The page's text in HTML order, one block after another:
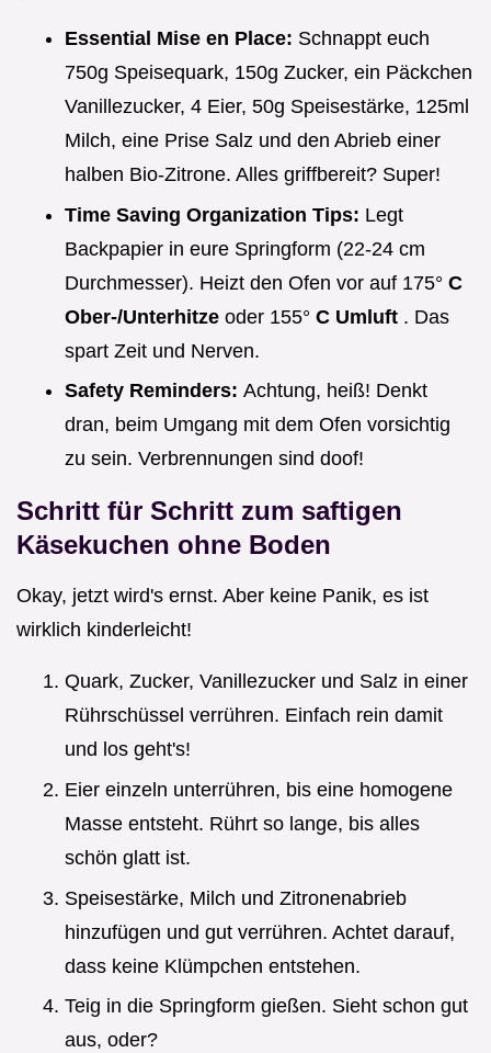
Essential Mise en Place: Schnappt euch
750g Speisequark, 150g Zucker, ein Päckchen
Vanillezucker, 4 Eier, 50g Speisestärke, 125ml
Milch, eine Prise Salz und den Abrieb einer
halben Bio-Zitrone. Alles griffbereit? Super!
Time Saving Organization Tips: Legt
Backpapier in eure Springform (22-24 cm
Durchmesser). Heizt den Ofen vor auf 175° C
Ober-/Unterhitze oder 155° C Umluft . Das
spart Zeit und Nerven.
Safety Reminders: Achtung, heiß! Denkt
dran, beim Umgang mit dem Ofen vorsichtig
zu sein. Verbrennungen sind doof!
Schritt für Schritt zum saftigen
Käsekuchen ohne Boden
Okay, jetzt wird's ernst. Aber keine Panik, es ist
wirklich kinderleicht!
Quark, Zucker, Vanillezucker und Salz in einer
Rührschüssel verrühren. Einfach rein damit
und los geht's!
Eier einzeln unterrühren, bis eine homogene
Masse entsteht. Rührt so lange, bis alles
schön glatt ist.
Speisestärke, Milch und Zitronenabrieb
hinzufügen und gut verrühren. Achtet darauf,
dass keine Klümpchen entstehen.
Teig in die Springform gießen. Sieht schon gut
aus, oder?